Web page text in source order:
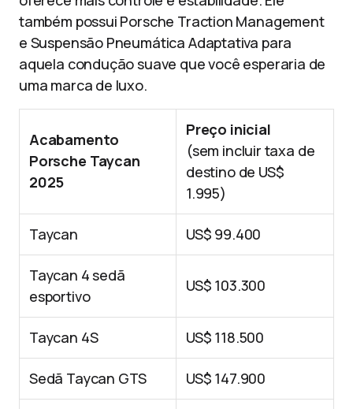
também possui Porsche Traction Management
e Suspensão Pneumática Adaptativa para
aquela condução suave que você esperaria de
uma marca de luxo.
Acabamento
Porsche Taycan
2025
Preço inicial
(sem incluir taxa de
destino de US$
1.995)
Taycan US$ 99.400
Taycan 4 sedã
esportivo
US$ 103.300
Taycan 4S US$ 118.500
Sedã Taycan GTS US$ 147.900